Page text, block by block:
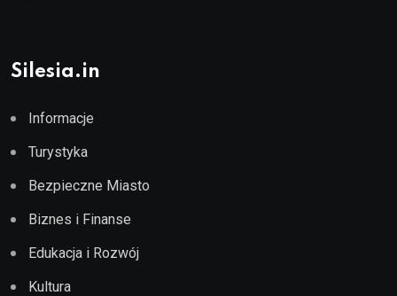
Silesia.in
Informacje
Turystyka
Bezpieczne Miasto
Biznes i Finanse
Edukacja i Rozwój
Kultura